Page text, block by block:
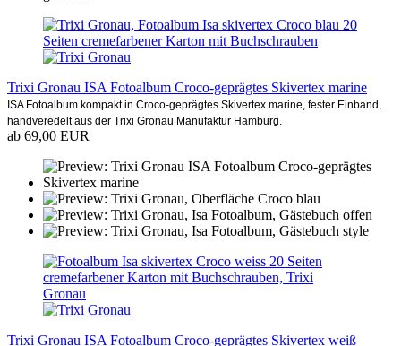
Trixi Gronau ISA Fotoalbum Croco-geprägtes Skivertex marine
ISA Fotoalbum kompakt in Croco-geprägtes Skivertex marine, fester Einband,
handveredelt aus der Trixi Gronau Manufaktur Hamburg.
ab 69,00 EUR
Trixi Gronau ISA Fotoalbum Croco-geprägtes Skivertex weiß